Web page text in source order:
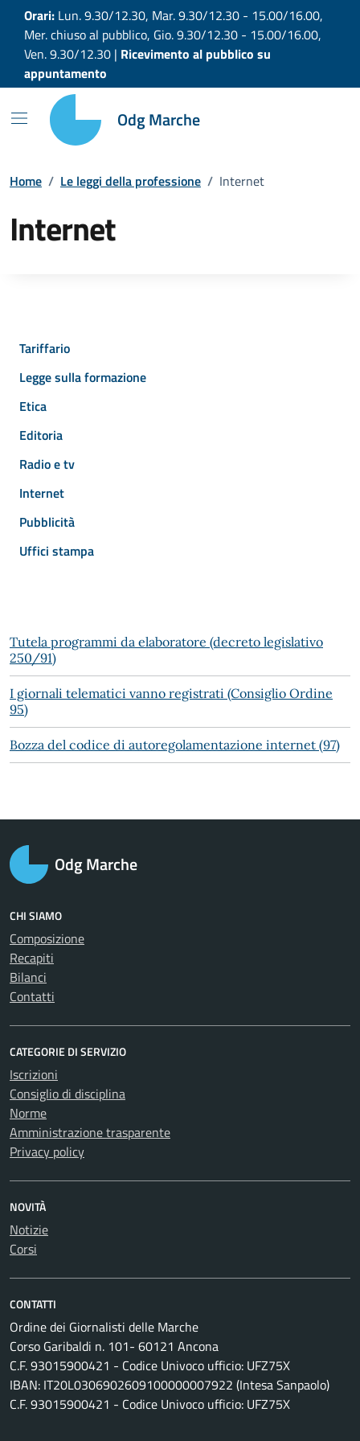
Vai ai contenuti
Vai al footer
Orari: Lun. 9.30/12.30, Mar. 9.30/12.30 - 15.00/16.00,
Mer. chiuso al pubblico, Gio. 9.30/12.30 - 15.00/16.00,
Ven. 9.30/12.30 | Ricevimento al pubblico su
appuntamento
Odg Marche
Home / Le leggi della professione / Internet
Internet
Tariffario
Legge sulla formazione
Etica
Editoria
Radio e tv
Internet
Pubblicità
Uffici stampa
Tutela programmi da elaboratore (decreto legislativo
250/91)
I giornali telematici vanno registrati (Consiglio Ordine
95)
Bozza del codice di autoregolamentazione internet (97)
Odg Marche
CHI SIAMO
Composizione
Recapiti
Bilanci
Contatti
CATEGORIE DI SERVIZIO
Iscrizioni
Consiglio di disciplina
Norme
Amministrazione trasparente
Privacy policy
NOVITÀ
Notizie
Corsi
CONTATTI
Ordine dei Giornalisti delle Marche
Corso Garibaldi n. 101- 60121 Ancona
C.F. 93015900421 - Codice Univoco ufficio: UFZ75X
IBAN: IT20L0306902609100000007922 (Intesa Sanpaolo)
C.F. 93015900421 - Codice Univoco ufficio: UFZ75X